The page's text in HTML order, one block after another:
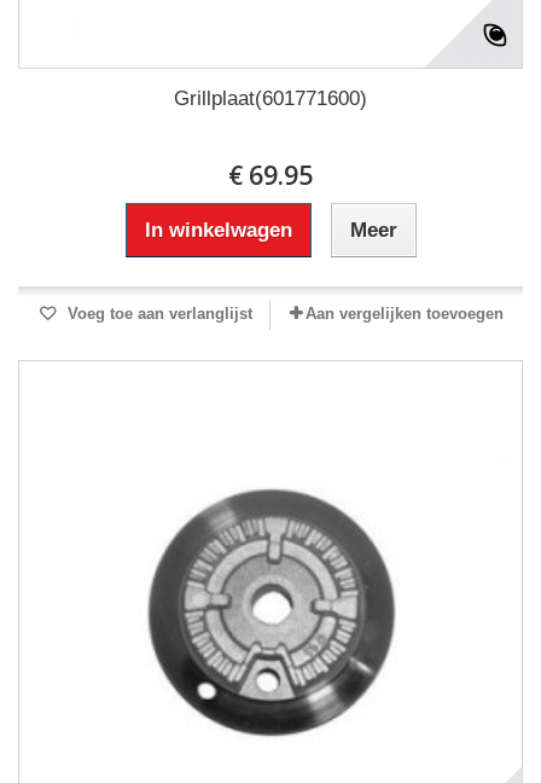
Grillplaat(601771600)
€ 69.95
In winkelwagen Meer
Voeg toe aan verlanglijst Aan vergelijken toevoegen